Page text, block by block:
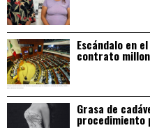
Escándalo en
contrato
Grasa de
procedimiento